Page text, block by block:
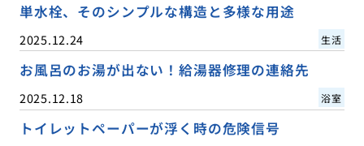
単水栓、そのシンプルな構造と多様な用途
2025.12.24 生活
お風呂のお湯が出ない！給湯器修理の連絡先
2025.12.18 浴室
トイレットペーパーが浮く時の危険信号